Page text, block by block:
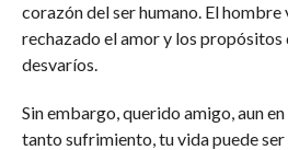
corazón del ser humano. El hombre
rechazado el amor y los propósitos
desvaríos.
Sin embargo, querido amigo, aun
tanto sufrimiento, tu vida puede